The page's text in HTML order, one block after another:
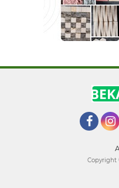
Copyright